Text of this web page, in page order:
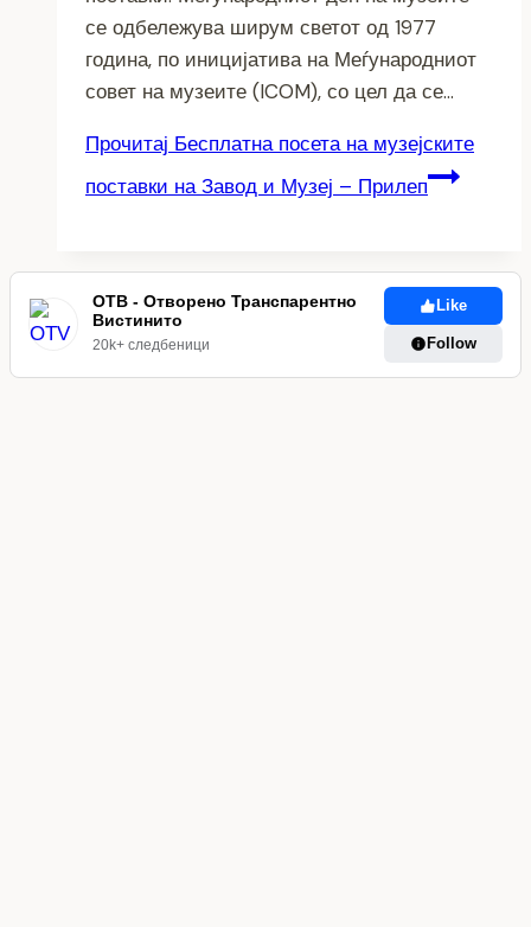
се одбележува ширум светот од 1977
година, по иницијатива на Меѓународниот
совет на музеите (ICOM), со цел да се…
Прочитај Бесплатна посета на музејските
поставки на Завод и Музеј – Прилеп
ОТВ - Отворено Транспарентно
Вистинито
20k+ следбеници
Like
Follow